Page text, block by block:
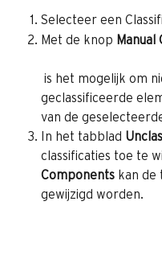
Selecteer een
Met de knop Manual
geclassificeerde
van de
In het tabblad
classificaties toe te
Components kan de
gewijzigd worden.